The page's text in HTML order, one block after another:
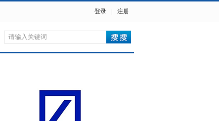
登录 注册